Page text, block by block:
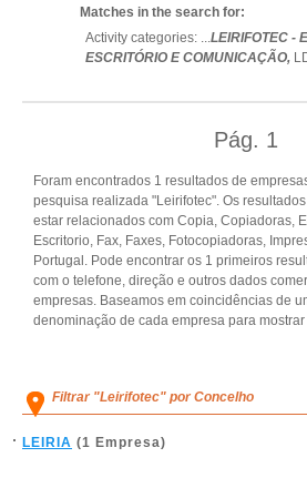
Matches in the search for:
Activity categories: ...LEIRIFOTEC -
ESCRITÓRIO E COMUNICAÇÃO,
Pág. 1
Foram encontrados 1 resultados de
pesquisa realizada "Leirifotec". Os
estar relacionados com Copia, Copiadoras,
Escritorio, Fax, Faxes, Fotocopiadoras,
Portugal. Pode encontrar os 1 primeiros
com o telefone, direção e outros dados
empresas. Baseamos em coincidências de
denominação de cada empresa para
Filtrar "Leirifotec" por Concelho
LEIRIA (1 Empresa)